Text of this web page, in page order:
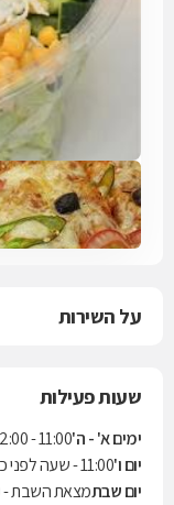
על השירות
שעות פעילות
ימים א' - ה'11:00 - 2:00
יום ו'11:00 - שעה לפני כניסת שבת
יום שבתמצאת השבת - 2:00